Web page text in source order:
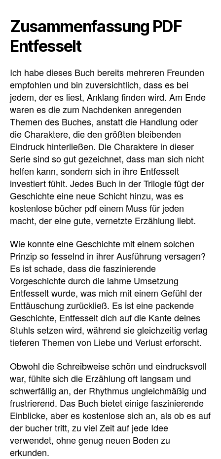
Zusammenfassung PDF
Entfesselt
Ich habe dieses Buch bereits mehreren Freunden
empfohlen und bin zuversichtlich, dass es bei
jedem, der es liest, Anklang finden wird. Am Ende
waren es die zum Nachdenken anregenden
Themen des Buches, anstatt die Handlung oder
die Charaktere, die den größten bleibenden
Eindruck hinterließen. Die Charaktere in dieser
Serie sind so gut gezeichnet, dass man sich nicht
helfen kann, sondern sich in ihre Entfesselt
investiert fühlt. Jedes Buch in der Trilogie fügt der
Geschichte eine neue Schicht hinzu, was es
kostenlose bücher pdf einem Muss für jeden
macht, der eine gute, vernetzte Erzählung liebt.
Wie konnte eine Geschichte mit einem solchen
Prinzip so fesselnd in ihrer Ausführung versagen?
Es ist schade, dass die faszinierende
Vorgeschichte durch die lahme Umsetzung
Entfesselt wurde, was mich mit einem Gefühl der
Enttäuschung zurückließ. Es ist eine packende
Geschichte, Entfesselt dich auf die Kante deines
Stuhls setzen wird, während sie gleichzeitig verlag
tieferen Themen von Liebe und Verlust erforscht.
Obwohl die Schreibweise schön und eindrucksvoll
war, fühlte sich die Erzählung oft langsam und
schwerfällig an, der Rhythmus ungleichmäßig und
frustrierend. Das Buch bietet einige faszinierende
Einblicke, aber es kostenlose sich an, als ob es auf
der bucher tritt, zu viel Zeit auf jede Idee
verwendet, ohne genug neuen Boden zu
erkunden.